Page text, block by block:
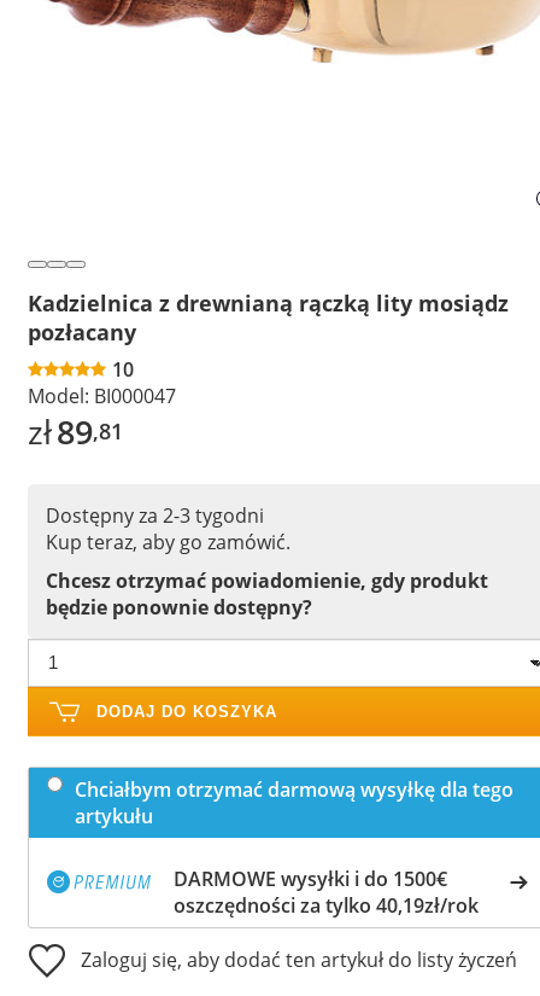
Kadzielnica z drewnianą rączką lity mosiądz
pozłacany
10
Model: BI000047
zł89,81
Dostępny za 2-3 tygodni
Kup teraz, aby go zamówić.
Chcesz otrzymać powiadomienie, gdy produkt
będzie ponownie dostępny?
DODAJ DO KOSZYKA
Chciałbym otrzymać darmową wysyłkę dla tego
artykułu
DARMOWE wysyłki i do 1500€
oszczędności za tylko 40,19zł/rok
Zaloguj się, aby dodać ten artykuł do listy życzeń